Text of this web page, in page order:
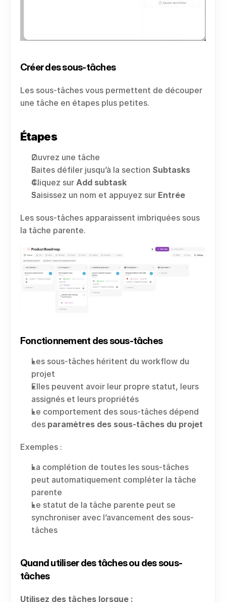
Créer des sous-tâches
Les sous-tâches vous permettent de découper
une tâche en étapes plus petites.
Étapes
Ouvrez une tâche
Faites défiler jusqu’à la section Subtasks
Cliquez sur Add subtask
Saisissez un nom et appuyez sur Entrée
Les sous-tâches apparaissent imbriquées sous
la tâche parente.
Fonctionnement des sous-tâches
Les sous-tâches héritent du workflow du
projet
Elles peuvent avoir leur propre statut, leurs
assignés et leurs propriétés
Le comportement des sous-tâches dépend
des paramètres des sous-tâches du projet
Exemples :
La complétion de toutes les sous-tâches
peut automatiquement compléter la tâche
parente
Le statut de la tâche parente peut se
synchroniser avec l’avancement des sous-
tâches
Quand utiliser des tâches ou des sous-
tâches
Utilisez des tâches lorsque :